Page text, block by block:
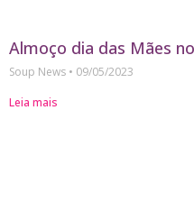
Almoço dia das Mães
Soup News
09/05/2023
Leia mais